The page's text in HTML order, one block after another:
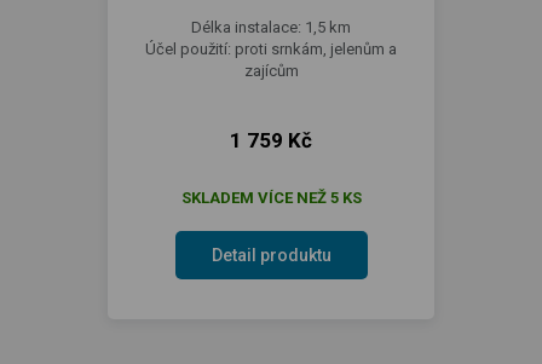
Délka instalace: 1,5 km
Účel použití: proti srnkám, jelenům a
zajícům
1 759 Kč
SKLADEM VÍCE NEŽ 5 KS
Detail produktu